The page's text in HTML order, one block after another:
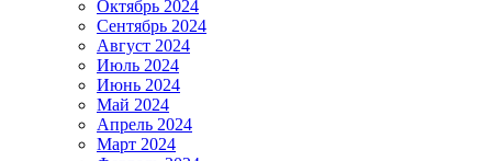
Октябрь 2024
Сентябрь 2024
Август 2024
Июль 2024
Июнь 2024
Май 2024
Апрель 2024
Март 2024